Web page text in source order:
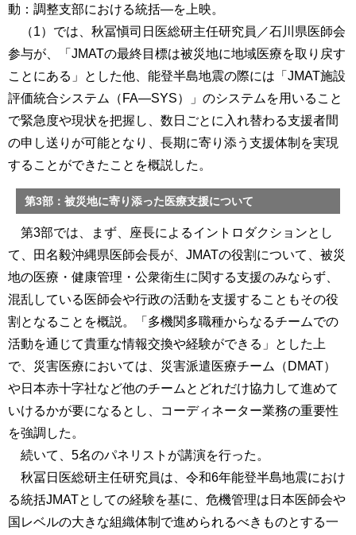
動：調整支部における統括―を上映。
（1）では、秋冨愼司日医総研主任研究員／石川県医師会
参与が、「JMATの最終目標は被災地に地域医療を取り戻す
ことにある」とした他、能登半島地震の際には「JMAT施設
評価統合システム（FA―SYS）」のシステムを用いること
で緊急度や現状を把握し、数日ごとに入れ替わる支援者間
の申し送りが可能となり、長期に寄り添う支援体制を実現
することができたことを概説した。
第3部：被災地に寄り添った医療支援について
第3部では、まず、座長によるイントロダクションとし
て、田名毅沖縄県医師会長が、JMATの役割について、被災
地の医療・健康管理・公衆衛生に関する支援のみならず、
混乱している医師会や行政の活動を支援することもその役
割となることを概説。「多機関多職種からなるチームでの
活動を通じて貴重な情報交換や経験ができる」とした上
で、災害医療においては、災害派遣医療チーム（DMAT）
や日本赤十字社など他のチームとどれだけ協力して進めて
いけるかが要になるとし、コーディネーター業務の重要性
を強調した。
続いて、5名のパネリストが講演を行った。
秋冨日医総研主任研究員は、令和6年能登半島地震におけ
る統括JMATとしての経験を基に、危機管理は日本医師会や
国レベルの大きな組織体制で進められるべきものとする一